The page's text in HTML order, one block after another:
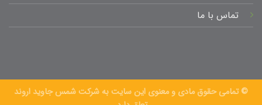
تماس با ما
© تمامی حقوق مادی و معنوی این سایت به شرکت شمس جاوید اروند